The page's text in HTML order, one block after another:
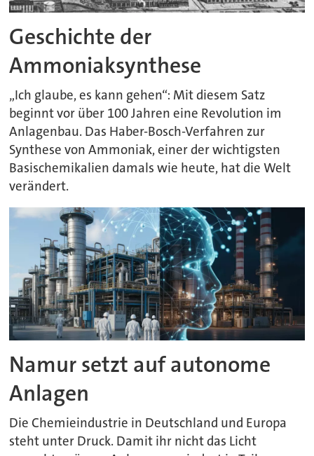
Geschichte der
Ammoniaksynthese
„Ich glaube, es kann gehen“: Mit diesem Satz
beginnt vor über 100 Jahren eine Revolution im
Anlagenbau. Das Haber-Bosch-Verfahren zur
Synthese von Ammoniak, einer der wichtigsten
Basischemikalien damals wie heute, hat die Welt
verändert.
Namur setzt auf autonome
Anlagen
Die Chemieindustrie in Deutschland und Europa
steht unter Druck. Damit ihr nicht das Licht